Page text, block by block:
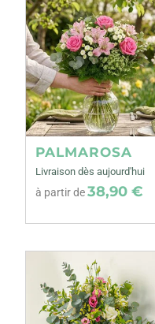
PALMAROSA
Livraison dès aujourd'hui
à partir de38,90 €